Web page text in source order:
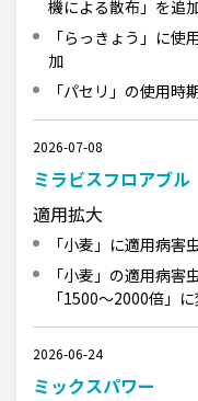
機による散布」を追
「らっきょう」に
加
「パセリ」の使用
2026-07-08
ミラビスフロアブル
適用拡大
「小麦」に適用病害
「小麦」の適用病
「1500～2000倍」
2026-06-24
ミックスパワー